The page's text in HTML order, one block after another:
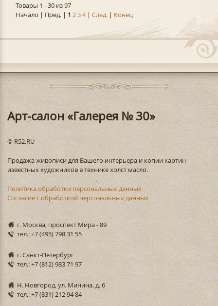
Товары 1 - 30 из 97
Начало | Пред. | 1 234| След. | Конец
Арт-салон «Галерея № 30»
© R52.RU
Продажа живописи для Вашего интерьера и копии картин
известных художников в технике холст масло.
Политика обработки персональных данных
Согласие с обработкой персональных данных
г. Москва, проспект Мира - 89
тел.: +7 (495) 798 31 55
г. Санкт-Петербург
тел.: +7 (812) 983 71 97
Н. Новгород, ул. Минина, д. 6
тел.: +7 (831) 212 94 84